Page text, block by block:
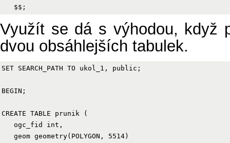
Využít se dá s výhodou, když
dvou obsáhlejších tabulek.
SET SEARCH_PATH TO ukol_1, public;
BEGIN;
CREATE TABLE prunik (
   ogc_fid int,
   geom geometry(POLYGON, 5514)